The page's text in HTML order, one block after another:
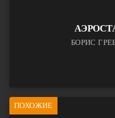
БОРИС
ПОХОЖИЕ